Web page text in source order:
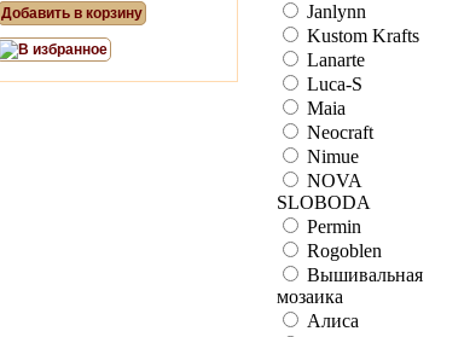
Добавить в корзину
В избранное
Janlynn
Kustom Krafts
Lanarte
Luca-S
Maia
Neocraft
Nimue
NOVA
SLOBODA
Permin
Rogoblen
Вышивальная
мозаика
Алиса